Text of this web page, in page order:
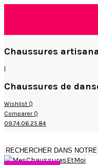
Chaussures
|
Chaussures de
Wishlist ()
Comparer ()
09.74.06.25.84